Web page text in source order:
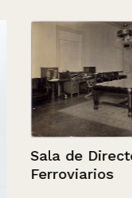
Sala de Directorio
Ferroviarios